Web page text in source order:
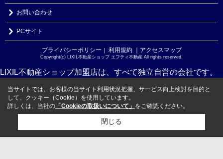
お問い合わせ
PCサイト
プライバシーポリシー ｜ 利用規約 ｜アクセスマップ
Copyright(c) LIXIL不動産ショップ エフティ不動産 All rights reserved.
LIXIL不動産ショップ加盟店は、すべて独立自営の会社です。
当サイトでは、お客様の当サイト利用状況把握、サービス向上検討を目的と
して、クッキー（Cookie）を使用しています。
詳しくは、当社の 「Cookieの取扱いについて」 をご確認ください。
閉じる